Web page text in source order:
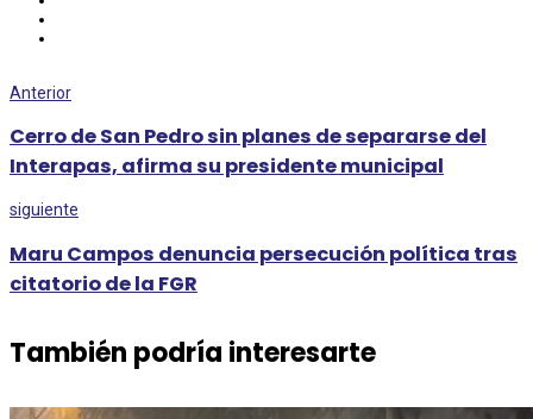
Anterior
Cerro de San Pedro sin planes de separarse del
Interapas, afirma su presidente municipal
siguiente
Maru Campos denuncia persecución política tras
citatorio de la FGR
También podría interesarte